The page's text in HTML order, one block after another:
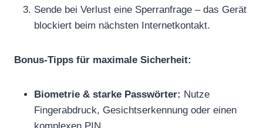
Sende bei Verlust eine Sperranfrage – das Gerät
blockiert beim nächsten Internetkontakt.
Bonus-Tipps für maximale Sicherheit:
Biometrie & starke Passwörter: Nutze
Fingerabdruck, Gesichtserkennung oder einen